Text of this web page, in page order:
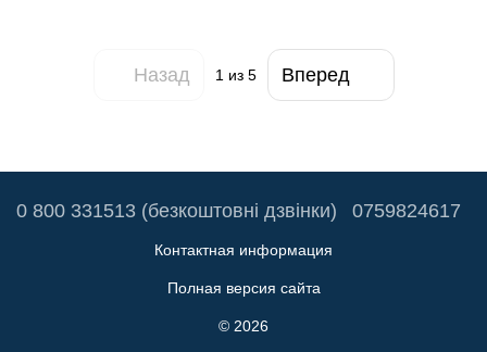
Назад 1из 5 Вперед
0 800 331513 (безкоштовні дзвінки) 0759824617
Контактная информация
Полная версия сайта
© 2026